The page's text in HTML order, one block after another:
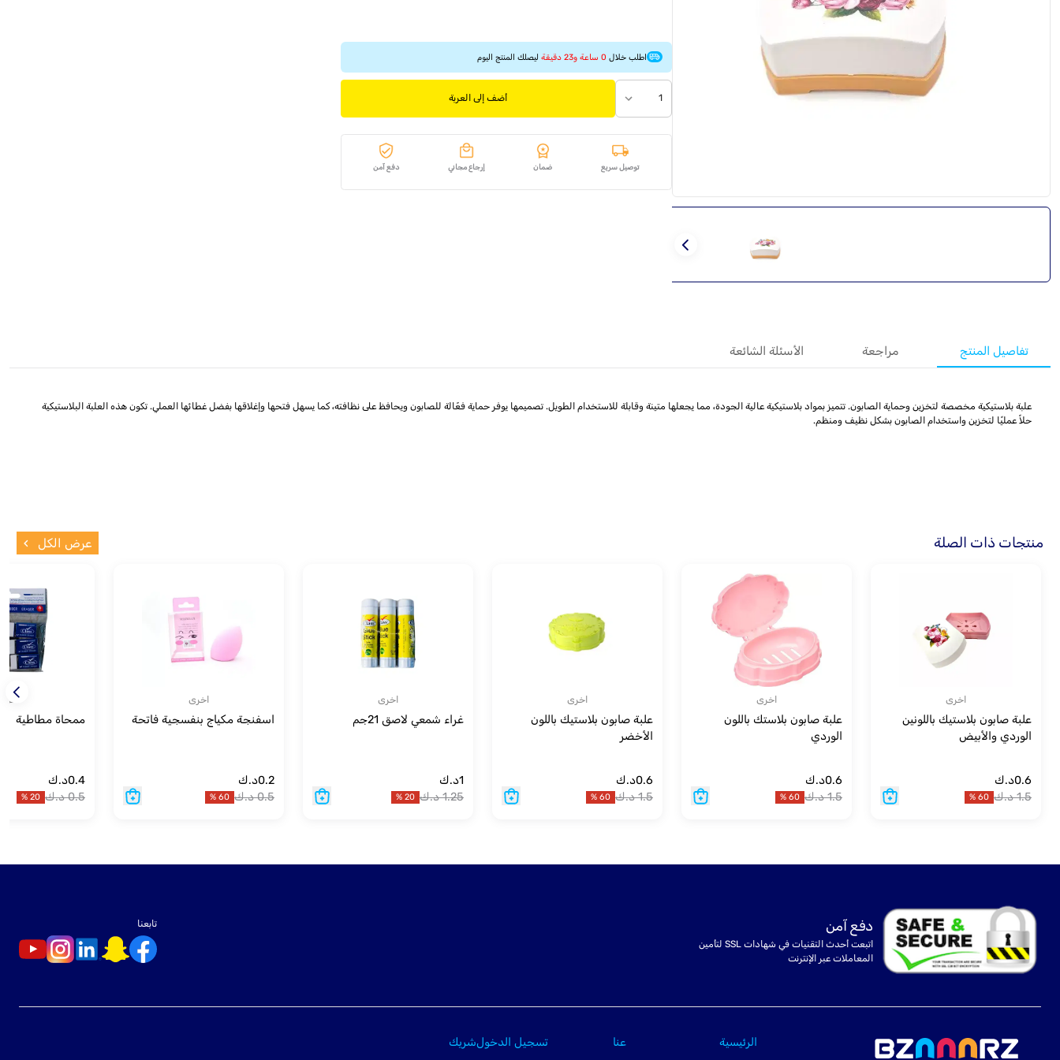
اطلب خلال 0 ساعة و23 دقيقة ليصلك المنتج اليوم
1 أضف إلى العربة
توصيل سريع ضمان إرجاع مجاني دفع آمن
تفاصيل المنتج مراجعة الأسئلة الشائعة
علبة بلاستيكية مخصصة لتخزين وحماية الصابون. تتميز بمواد بلاستيكية عالية الجودة، مما يجعلها متينة وقابلة للاستخدام الطويل. تصميمها يوفر حماية فعّالة للصابون ويحافظ على نظافته، كما يسهل فتحها وإغلاقها بفضل غطائها العملي. تكون هذه العلبة البلاستيكية
حلاً عمليًا لتخزين واستخدام الصابون بشكل نظيف ومنظم.
منتجات ذات الصلة عرض الكل
اخرى
علبة صابون بلاستيك باللونين
الوردي والأبيض
0.6د.ك
1.5 د.ك 60
%
اخرى
علبة صابون بلاستك باللون
الوردي
0.6د.ك
1.5 د.ك 60
%
اخرى
علبة صابون بلاستيك باللون
الأخضر
0.6د.ك
1.5 د.ك 60
%
اخرى
غراء شمعي لاصق 21جم
1د.ك
1.25 د.ك 20
%
اخرى
اسفنجة مكياج بنفسجية فاتحة
0.2د.ك
0.5 د.ك 60
%
اخرى
ممحاة مطاطية
0.4د.ك
0.5 د.ك 20
%
دفع آمن
اتبعت أحدث التقنيات في شهادات SSL لتأمين
المعاملات عبر الإنترنت
تابعنا
الرئيسية
عنا
تسجيل الدخولشريك